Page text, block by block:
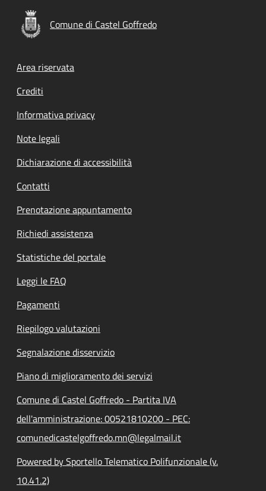
Comune di Castel Goffredo
Footer menu
Area riservata
Crediti
Informativa privacy
Note legali
Dichiarazione di accessibilità
Contatti
Prenotazione appuntamento
Richiedi assistenza
Statistiche del portale
Leggi le FAQ
Pagamenti
Riepilogo valutazioni
Segnalazione disservizio
Piano di miglioramento dei servizi
Comune di Castel Goffredo - Partita IVA
dell'amministrazione: 00521810200 - PEC:
comunedicastelgoffredo.mn@legalmail.it
Powered by Sportello Telematico Polifunzionale (v.
10.41.2)